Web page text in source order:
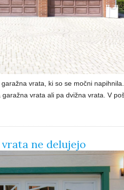
vrata, ki so se močni napihnila.
vrata ali pa dvižna vrata. V
ne delujejo